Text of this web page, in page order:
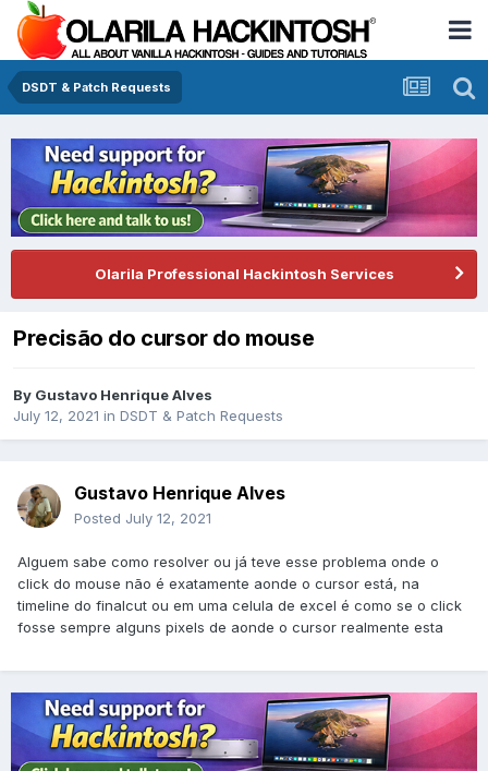
DSDT & Patch Requests
Olarila Professional Hackintosh Services
Precisão do cursor do mouse
By Gustavo Henrique Alves
July 12, 2021 in DSDT & Patch Requests
Gustavo Henrique Alves
Posted July 12, 2021
Alguem sabe como resolver ou já teve esse problema onde o
click do mouse não é exatamente aonde o cursor está, na
timeline do finalcut ou em uma celula de excel é como se o click
fosse sempre alguns pixels de aonde o cursor realmente esta